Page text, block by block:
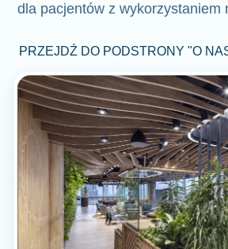
dla pacjentów z wykorzystaniem
PRZEJDŹ DO PODSTRONY "O